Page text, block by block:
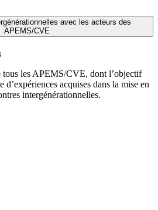
avec les acteurs des
APEMS/CVE
tous les APEMS/CVE, dont l’objectif
d’expériences acquises dans la mise en
intergénérationnelles.